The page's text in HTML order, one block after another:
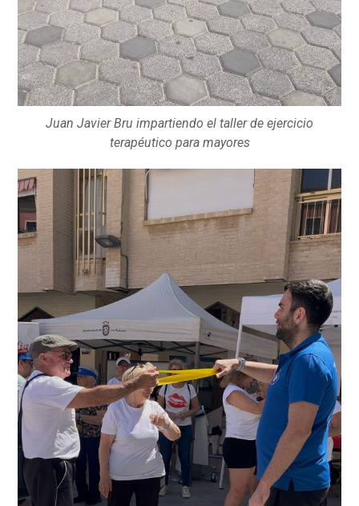
Juan Javier Bru impartiendo el taller de ejercicio
terapéutico para mayores